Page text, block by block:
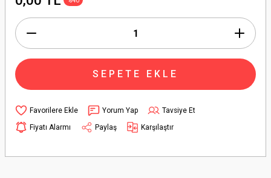
SEPETE EKLE
Yorum Yap
Tavsiye Et
Fiyatı Alarmı
Paylaş Karşılaştır